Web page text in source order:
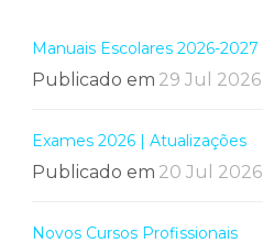
Manuais Escolares 2026-2027
Publicado em 29 Jul 2026
Exames 2026 | Atualizações
Publicado em 20 Jul 2026
Novos Cursos Profissionais